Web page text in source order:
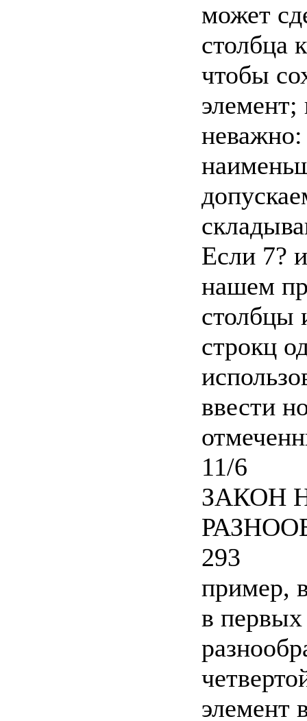
может
столбца
чтобы
элемент;
неважно:
Если 7?
нашем
столбцы
строкц
ввести
11/6
ЗАКОН
293
пример,
в первых
элемент